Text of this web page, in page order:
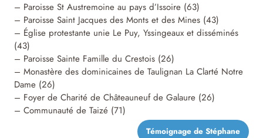
– Paroisse St Austremoine au pays d’Issoire (63)
– Paroisse Saint Jacques des Monts et des Mines (43)
– Église protestante unie Le Puy, Yssingeaux et disséminés
(43)
– Paroisse Sainte Famille du Crestois (26)
– Monastère des dominicaines de Taulignan La Clarté Notre
Dame (26)
– Foyer de Charité de Châteauneuf de Galaure (26)
– Communauté de Taizé (71)
Témoignage de Stéphane